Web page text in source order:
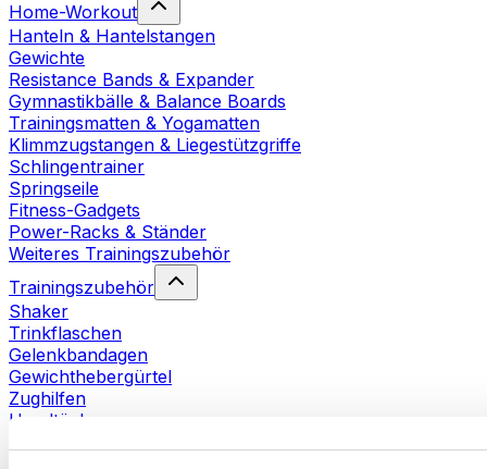
Home-Workout
Hanteln & Hantelstangen
Gewichte
Resistance Bands & Expander
Gymnastikbälle & Balance Boards
Trainingsmatten & Yogamatten
Klimmzugstangen & Liegestützgriffe
Schlingentrainer
Springseile
Fitness-Gadgets
Power-Racks & Ständer
Weiteres Trainingszubehör
Trainingszubehör
Shaker
Trinkflaschen
Gelenkbandagen
Gewichthebergürtel
Zughilfen
Handtücher